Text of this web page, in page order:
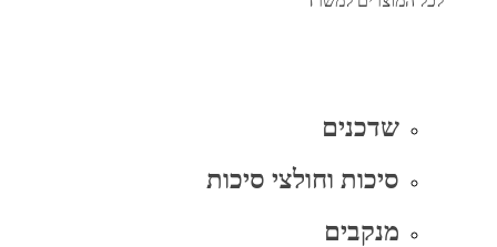
שדכנים
סיכות וחולצי סיכות
מנקבים